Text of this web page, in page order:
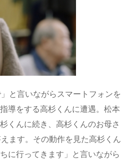
と言いながらスマートフォンを
導をする高杉くんに遭遇。松本
くんに続き、高杉くんのお母さ
ます。その動作を見た高杉くん
に行ってきます」と言いながら